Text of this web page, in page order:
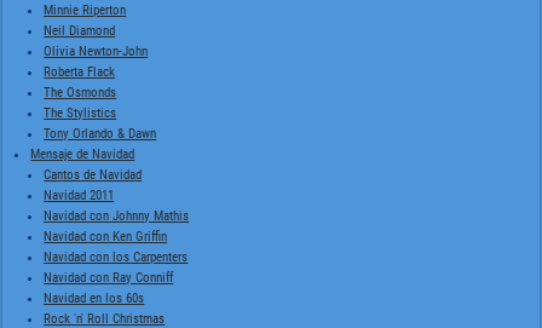
Minnie Riperton
Neil Diamond
Olivia Newton-John
Roberta Flack
The Osmonds
The Stylistics
Tony Orlando & Dawn
Mensaje de Navidad
Cantos de Navidad
Navidad 2011
Navidad con Johnny Mathis
Navidad con Ken Griffin
Navidad con los Carpenters
Navidad con Ray Conniff
Navidad en los 60s
Rock 'n' Roll Christmas